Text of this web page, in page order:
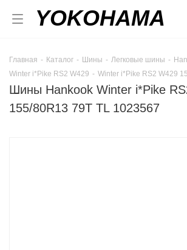
YOKOHAMA
Главная - Каталог - Шины - Легковые шины -
Winter i*Pike RS2 W429 - Winter i*Pike RS2 W429
Шины Hankook Winter i*Pike
155/80R13 79T TL 1023567